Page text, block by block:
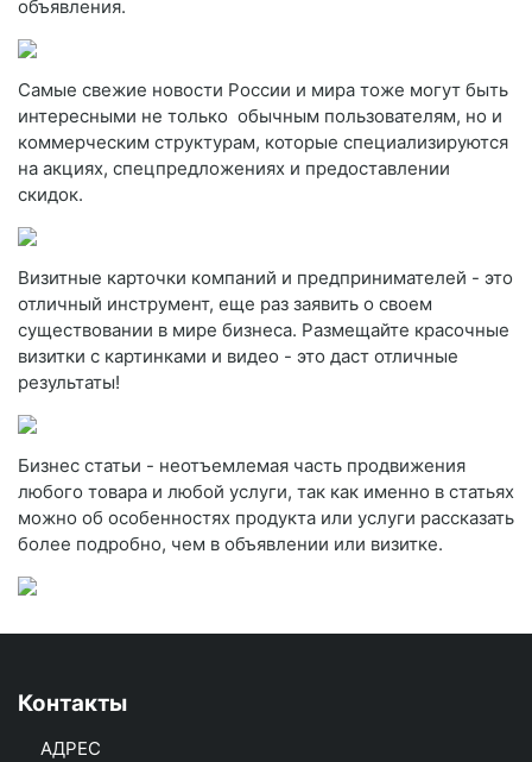
объявления.
Самые свежие новости России и мира тоже могут быть
интересными не только обычным пользователям, но и
коммерческим структурам, которые специализируются
на акциях, спецпредложениях и предоставлении
скидок.
Визитные карточки компаний и предпринимателей - это
отличный инструмент, еще раз заявить о своем
существовании в мире бизнеса. Размещайте красочные
визитки с картинками и видео - это даст отличные
результаты!
Бизнес статьи - неотъемлемая часть продвижения
любого товара и любой услуги, так как именно в статьях
можно об особенностях продукта или услуги рассказать
более подробно, чем в объявлении или визитке.
Контакты
АДРЕС